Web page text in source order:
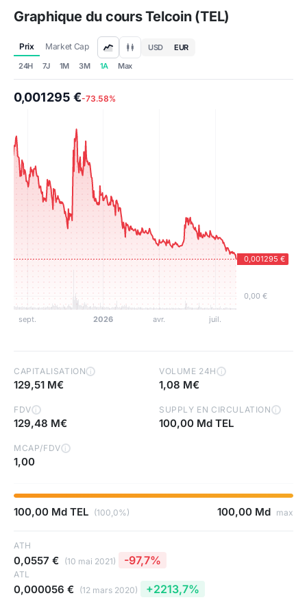
Graphique du cours Telcoin (TEL)
Prix Market Cap USD
EUR
24H
7J 1M 3M 1A Max
0,001295 €-73.58%
CAPITALISATION i
129,51 M€
VOLUME 24H i
1,08 M€
FDV i
129,48 M€
SUPPLY EN CIRCULATION i
100,00 Md TEL
MCAP/FDV i
1,00
100,00 Md TEL (100,0%) 100,00 Md max
ATH
0,0557 € (10 mai 2021) -97,7%
ATL
0,000056 € (12 mars 2020) +2213,7%